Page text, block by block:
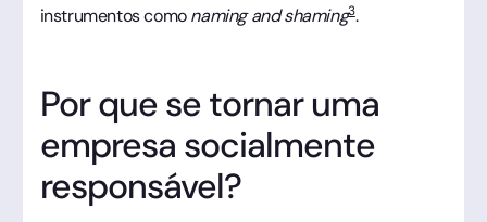
instrumentos comonaming and shaming3.
Por que se tornar uma
empresa socialmente
responsável?